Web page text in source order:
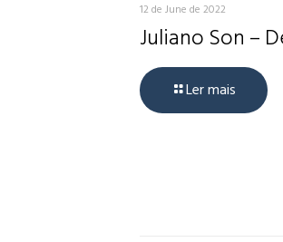
12 de June de 2022
Juliano Son –
Ler mais